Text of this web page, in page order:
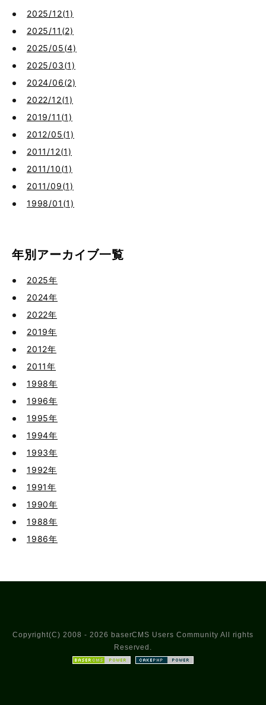
2025/12(1)
2025/11(2)
2025/05(4)
2025/03(1)
2024/06(2)
2022/12(1)
2019/11(1)
2012/05(1)
2011/12(1)
2011/10(1)
2011/09(1)
1998/01(1)
年別アーカイブ一覧
2025年
2024年
2022年
2019年
2012年
2011年
1998年
1996年
1995年
1994年
1993年
1992年
1991年
1990年
1988年
1986年
Copyright(C) 2008 - 2026 baserCMS Users Community All rights
Reserved.